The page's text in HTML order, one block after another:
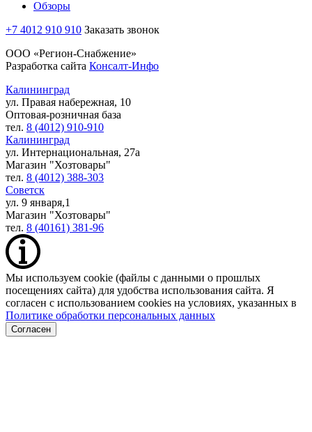
Обзоры
+7 4012 910 910 Заказать звонок
ООО «Регион-Снабжение»
Разработка сайта Консалт-Инфо
Калининград
ул. Правая набережная, 10
Оптовая-розничная база
тел. 8 (4012) 910-910
Калининград
ул. Интернациональная, 27а
Магазин "Хозтовары"
тел. 8 (4012) 388-303
Советск
ул. 9 января,1
Магазин "Хозтовары"
тел. 8 (40161) 381-96
Мы используем cookie (файлы с данными о прошлых
посещениях сайта) для удобства использования сайта. Я
согласен с использованием cookies на условиях, указанных в
Политике обработки персональных данных
Согласен